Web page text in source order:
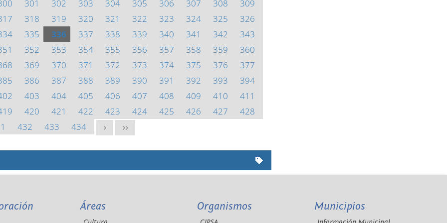
301 302 303 304 305 306 307 308
309
318 319 320 321 322 323 324 325
326
335 336 337 338 339 340 341 342
343
352 353 354 355 356 357 358 359
360
369 370 371 372 373 374 375 376
377
386 387 388 389 390 391 392 393
394
403 404 405 406 407 408 409 410
411
420 421 422 423 424 425 426 427
428
432 433 434 > >>
Áreas Organismos Municipios